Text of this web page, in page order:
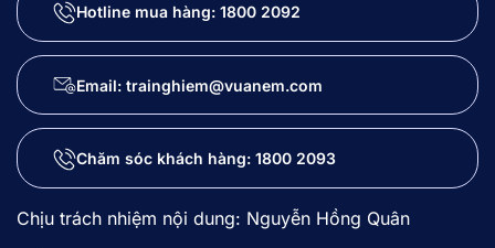
Hotline mua hàng: 1800 2092
Email: trainghiem@vuanem.com
Chăm sóc khách hàng: 1800 2093
Chịu trách nhiệm nội dung: Nguyễn Hồng Quân